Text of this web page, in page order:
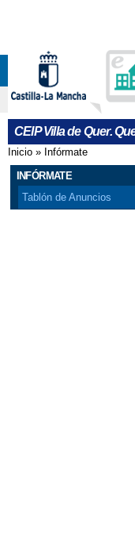
CEIP Villa de Quer.
Se
Inicio » Infórmate
INFÓRMATE
Tablón de Anuncios